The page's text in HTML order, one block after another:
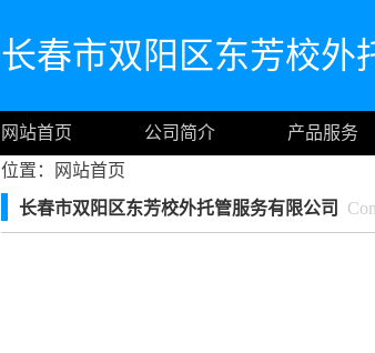
长春市双阳区东芳校外
网站首页 公司简介 产品服务
位置：
网站首页
长春市双阳区东芳校外托管服务有限公司